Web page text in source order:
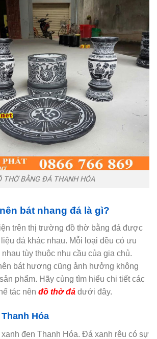
THỜ BẰNG ĐÁ THANH HÓA
bát nhang đá là gì?
trên thị trường đồ thờ bằng đá được
đá khác nhau. Mỗi loại đều có ưu
tùy thuộc nhu cầu của gia chủ.
bát hương cũng ảnh hưởng không
phẩm. Hãy cùng tìm hiểu chi tiết các
tác nên đồ thờ đá dưới đây.
Hóa
đen Thanh Hóa. Đá xanh rêu có sự